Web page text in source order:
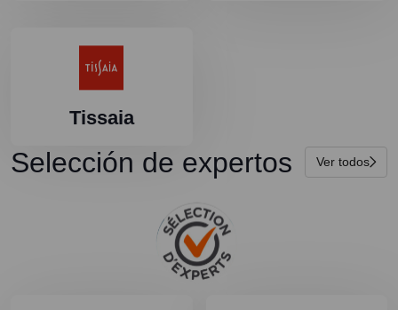
Tissaia
Selección de expertos Ver todos